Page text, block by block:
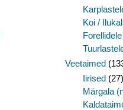
Koi /
Forellidele
Veetaimed
Iirised (27)
Märgala